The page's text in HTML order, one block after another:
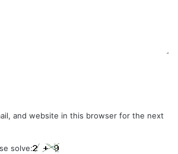
and website in this browser for the next
solve: